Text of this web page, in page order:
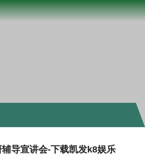
导宣讲会-下载凯发k8娱乐